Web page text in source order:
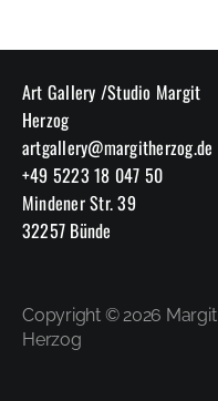
Art Gallery /Studio Margit
Herzog
artgallery@margitherzog.de
+49 5223 18 047 50
Mindener Str. 39
32257 Bünde
Copyright © 2026 Margit
Herzog